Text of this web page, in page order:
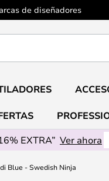
de diseñadores
EXTRA” Ver ahora
Blue - Swedish Ninja